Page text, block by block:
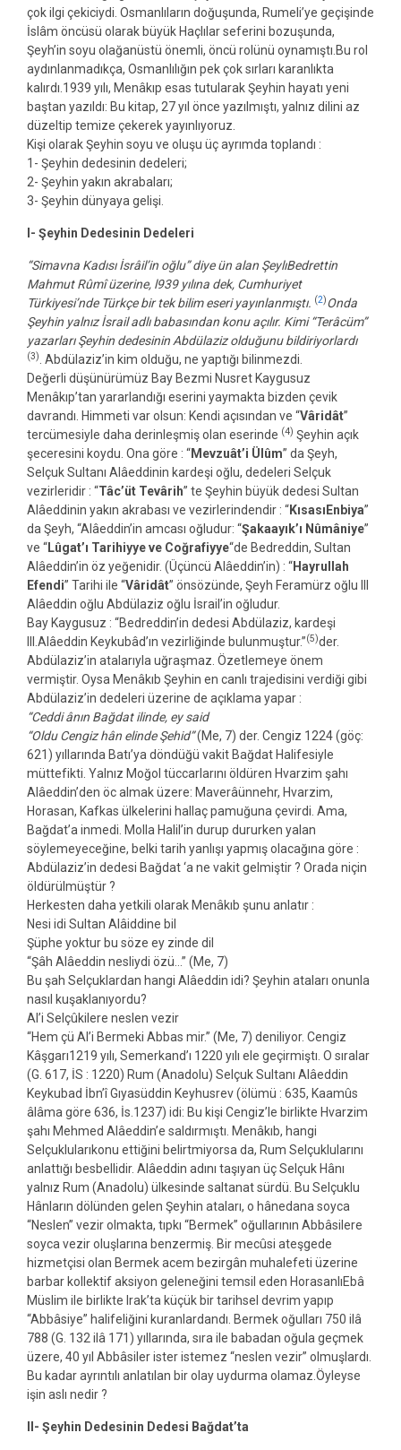
çok ilgi çekiciydi. Osmanlıların doğuşunda, Rumeli’ye geçişinde
İslâm öncüsü olarak büyük Haçlılar seferini bozuşunda,
Şeyh’in soyu olağanüstü önemli, öncü rolünü oynamıştı.Bu rol
aydınlanmadıkça, Osmanlılığın pek çok sırları karanlıkta
kalırdı.1939 yılı, Menâkıp esas tutularak Şeyhin hayatı yeni
baştan yazıldı: Bu kitap, 27 yıl önce yazılmıştı, yalnız dilini az
düzeltip temize çekerek yayınlıyoruz.
Kişi olarak Şeyhin soyu ve oluşu üç ayrımda toplandı :
1- Şeyhin dedesinin dedeleri;
2- Şeyhin yakın akrabaları;
3- Şeyhin dünyaya gelişi.
I- Şeyhin Dedesinin Dedeleri
“Simavna Kadısı İsrâil’in oğlu” diye ün alan ŞeylıBedrettin
Mahmut Rûmî üzerine, l939 yılına dek, Cumhuriyet
Türkiyesi’nde Türkçe bir tek bilim eseri yayınlanmıştı. (2)Onda
Şeyhin yalnız İsrail adlı babasından konu açılır. Kimi “Terâcüm”
yazarları Şeyhin dedesinin Abdülaziz olduğunu bildiriyorlardı
(3) . Abdülaziz’in kim olduğu, ne yaptığı bilinmezdi.
Değerli düşünürümüz Bay Bezmi Nusret Kaygusuz
Menâkıp’tan yararlandığı eserini yaymakta bizden çevik
davrandı. Himmeti var olsun: Kendi açısından ve “Vâridât”
tercümesiyle daha derinleşmiş olan eserinde (4) Şeyhin açık
şeceresini koydu. Ona göre : “Mevzuât’i Ülûm” da Şeyh,
Selçuk Sultanı Alâeddinin kardeşi oğlu, dedeleri Selçuk
vezirleridir : “Tâc’üt Tevârih” te Şeyhin büyük dedesi Sultan
Alâeddinin yakın akrabası ve vezirlerindendir : “KısasıEnbiya”
da Şeyh, “Alâeddin’in amcası oğludur: “Şakaayık’ı Nûmâniye”
ve “Lûgat’ı Tarihiyye ve Coğrafiyye“de Bedreddin, Sultan
Alâeddin’in öz yeğenidir. (Üçüncü Alâeddin’in) : “Hayrullah
Efendi” Tarihi ile “Vâridât” önsözünde, Şeyh Feramürz oğlu III
Alâeddin oğlu Abdülaziz oğlu İsrail’in oğludur.
Bay Kaygusuz : “Bedreddin’in dedesi Abdülaziz, kardeşi
III.Alâeddin Keykubâd’ın vezirliğinde bulunmuştur.”(5)der.
Abdülaziz’in atalarıyla uğraşmaz. Özetlemeye önem
vermiştir. Oysa Menâkıb Şeyhin en canlı trajedisini verdiği gibi
Abdülaziz’in dedeleri üzerine de açıklama yapar :
“Ceddi ânın Bağdat ilinde, ey said
“Oldu Cengiz hân elinde Şehid”(Me, 7) der. Cengiz 1224 (göç:
621) yıllarında Batı’ya döndüğü vakit Bağdat Halifesiyle
müttefikti. Yalnız Moğol tüccarlarını öldüren Hvarzim şahı
Alâeddin’den öc almak üzere: Maverâünnehr, Hvarzim,
Horasan, Kafkas ülkelerini hallaç pamuğuna çevirdi. Ama,
Bağdat’a inmedi. Molla Halil’in durup dururken yalan
söylemeyeceğine, belki tarih yanlışı yapmış olacağına göre :
Abdülaziz’in dedesi Bağdat ‘a ne vakit gelmiştir ? Orada niçin
öldürülmüştür ?
Herkesten daha yetkili olarak Menâkıb şunu anlatır :
Nesi idi Sultan Alâiddine bil
Şüphe yoktur bu söze ey zinde dil
“Şâh Alâeddin nesliydi özü…” (Me, 7)
Bu şah Selçuklardan hangi Alâeddin idi? Şeyhin ataları onunla
nasıl kuşaklanıyordu?
Al’i Selçûkilere neslen vezir
“Hem çü Al’i Bermeki Abbas mir.” (Me, 7) deniliyor. Cengiz
Kâşgarı1219 yılı, Semerkand’ı 1220 yılı ele geçirmiştı. O sıralar
(G. 617, İS : 1220) Rum (Anadolu) Selçuk Sultanı Alâeddin
Keykubad İbn’î Gıyasüddin Keyhusrev (ölümü : 635, Kaamûs
âlâma göre 636, İs.1237) idi: Bu kişi Cengiz’le birlikte Hvarzim
şahı Mehmed Alâeddin’e saldırmıştı. Menâkıb, hangi
Selçuklularıkonu ettiğini belirtmiyorsa da, Rum Selçuklularını
anlattığı besbellidir. Alâeddin adını taşıyan üç Selçuk Hânı
yalnız Rum (Anadolu) ülkesinde saltanat sürdü. Bu Selçuklu
Hânların dölünden gelen Şeyhin ataları, o hânedana soyca
“Neslen” vezir olmakta, tıpkı “Bermek” oğullarının Abbâsilere
soyca vezir oluşlarına benzermiş. Bir mecûsi ateşgede
hizmetçisi olan Bermek acem bezirgân muhalefeti üzerine
barbar kollektif aksiyon geleneğini temsil eden HorasanlıEbâ
Müslim ile birlikte Irak’ta küçük bir tarihsel devrim yapıp
“Abbâsiye” halifeliğini kuranlardandı. Bermek oğulları 750 ilâ
788 (G. 132 ilâ 171) yıllarında, sıra ile babadan oğula geçmek
üzere, 40 yıl Abbâsiler ister istemez “neslen vezir” olmuşlardı.
Bu kadar ayrıntılı anlatılan bir olay uydurma olamaz.Öyleyse
işin aslı nedir ?
II- Şeyhin Dedesinin Dedesi Bağdat’ta